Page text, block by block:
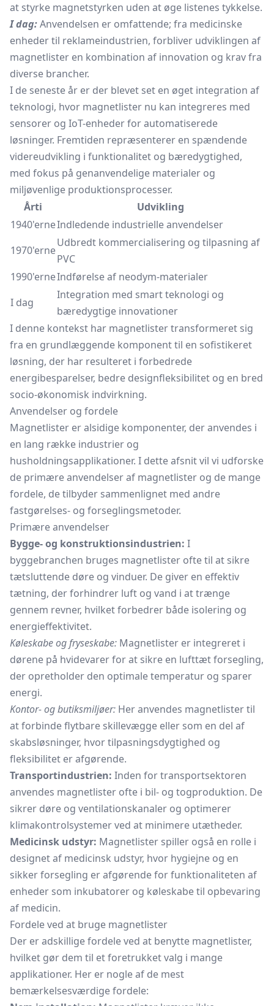
at styrke magnetstyrken uden at øge listenes tykkelse.
I dag:Anvendelsen er omfattende; fra medicinske
enheder til reklameindustrien, forbliver udviklingen af
magnetlister en kombination af innovation og krav fra
diverse brancher.
I de seneste år er der blevet set en øget integration af
teknologi, hvor magnetlister nu kan integreres med
sensorer og IoT-enheder for automatiserede
løsninger. Fremtiden repræsenterer en spændende
videreudvikling i funktionalitet og bæredygtighed,
med fokus på genanvendelige materialer og
miljøvenlige produktionsprocesser.
Årti
Udvikling
1940'erneIndledende industrielle anvendelser
1970'erne
Udbredt kommercialisering og tilpasning af
PVC
1990'erneIndførelse af neodym-materialer
I dag
Integration med smart teknologi og
bæredygtige innovationer
I denne kontekst har magnetlister transformeret sig
fra en grundlæggende komponent til en sofistikeret
løsning, der har resulteret i forbedrede
energibesparelser, bedre designfleksibilitet og en bred
socio-økonomisk indvirkning.
Anvendelser og fordele
Magnetlister er alsidige komponenter, der anvendes i
en lang række industrier og
husholdningsapplikationer. I dette afsnit vil vi udforske
de primære anvendelser af magnetlister og de mange
fordele, de tilbyder sammenlignet med andre
fastgørelses- og forseglingsmetoder.
Primære anvendelser
Bygge- og konstruktionsindustrien: I
byggebranchen bruges magnetlister ofte til at sikre
tætsluttende døre og vinduer. De giver en effektiv
tætning, der forhindrer luft og vand i at trænge
gennem revner, hvilket forbedrer både isolering og
energieffektivitet.
Køleskabe og fryseskabe: Magnetlister er integreret i
dørene på hvidevarer for at sikre en lufttæt forsegling,
der opretholder den optimale temperatur og sparer
energi.
Kontor- og butiksmiljøer: Her anvendes magnetlister til
at forbinde flytbare skillevægge eller som en del af
skabsløsninger, hvor tilpasningsdygtighed og
fleksibilitet er afgørende.
Transportindustrien: Inden for transportsektoren
anvendes magnetlister ofte i bil- og togproduktion. De
sikrer døre og ventilationskanaler og optimerer
klimakontrolsystemer ved at minimere utætheder.
Medicinsk udstyr: Magnetlister spiller også en rolle i
designet af medicinsk udstyr, hvor hygiejne og en
sikker forsegling er afgørende for funktionaliteten af
enheder som inkubatorer og køleskabe til opbevaring
af medicin.
Fordele ved at bruge magnetlister
Der er adskillige fordele ved at benytte magnetlister,
hvilket gør dem til et foretrukket valg i mange
applikationer. Her er nogle af de mest
bemærkelsesværdige fordele: